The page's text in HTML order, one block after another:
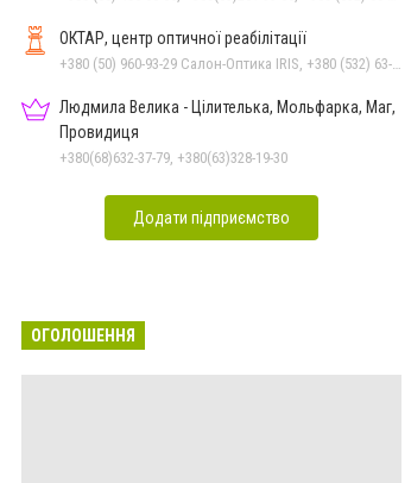
ОКТАР, центр оптичної реабілітації
Людмила Велика - Цілителька, Мольфарка, Маг,
Провидиця
+380(68)632-37-79, +380(63)328-19-30
Додати підприємство
ОГОЛОШЕННЯ